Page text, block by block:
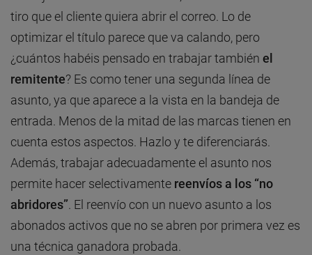
tiro que el cliente quiera abrir el correo. Lo de
optimizar el título parece que va calando, pero
¿cuántos habéis pensado en trabajar también el
remitente? Es como tener una segunda línea de
asunto, ya que aparece a la vista en la bandeja de
entrada. Menos de la mitad de las marcas tienen en
cuenta estos aspectos. Hazlo y te diferenciarás.
Además, trabajar adecuadamente el asunto nos
permite hacer selectivamente reenvíos a los “no
abridores”. El reenvío con un nuevo asunto a los
abonados activos que no se abren por primera vez es
una técnica ganadora probada.